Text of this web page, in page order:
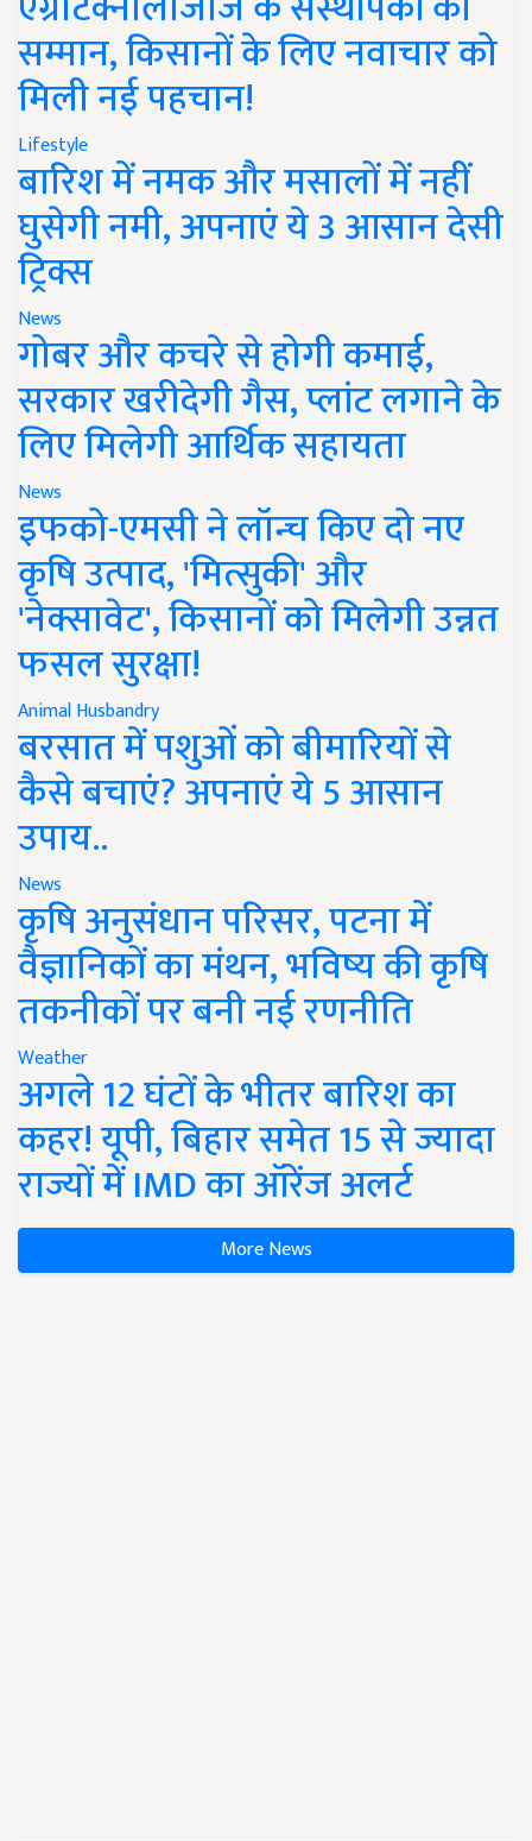
सम्मान, किसानों के लिए नवाचार को
मिली नई पहचान!
Lifestyle
बारिश में नमक और मसालों में नहीं
घुसेगी नमी, अपनाएं ये 3 आसान देसी
ट्रिक्स
News
गोबर और कचरे से होगी कमाई,
सरकार खरीदेगी गैस, प्लांट लगाने के
लिए मिलेगी आर्थिक सहायता
News
इफको-एमसी ने लॉन्च किए दो नए
कृषि उत्पाद, 'मित्सुकी' और
'नेक्सावेट', किसानों को मिलेगी उन्नत
फसल सुरक्षा!
Animal Husbandry
बरसात में पशुओं को बीमारियों से
कैसे बचाएं? अपनाएं ये 5 आसान
उपाय..
News
कृषि अनुसंधान परिसर, पटना में
वैज्ञानिकों का मंथन, भविष्य की कृषि
तकनीकों पर बनी नई रणनीति
Weather
अगले 12 घंटों के भीतर बारिश का
कहर! यूपी, बिहार समेत 15 से ज्यादा
राज्यों में IMD का ऑरेंज अलर्ट
More News